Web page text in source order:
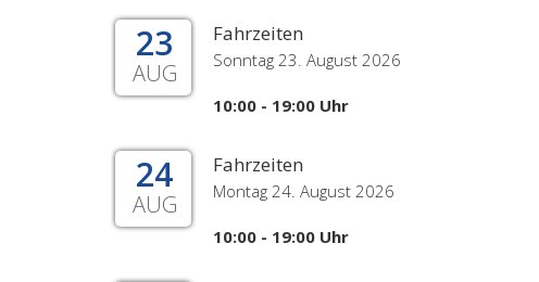
23
AUG
Fahrzeiten
Sonntag 23. August 2026
10:00 - 19:00 Uhr
24
AUG
Fahrzeiten
Montag 24. August 2026
10:00 - 19:00 Uhr